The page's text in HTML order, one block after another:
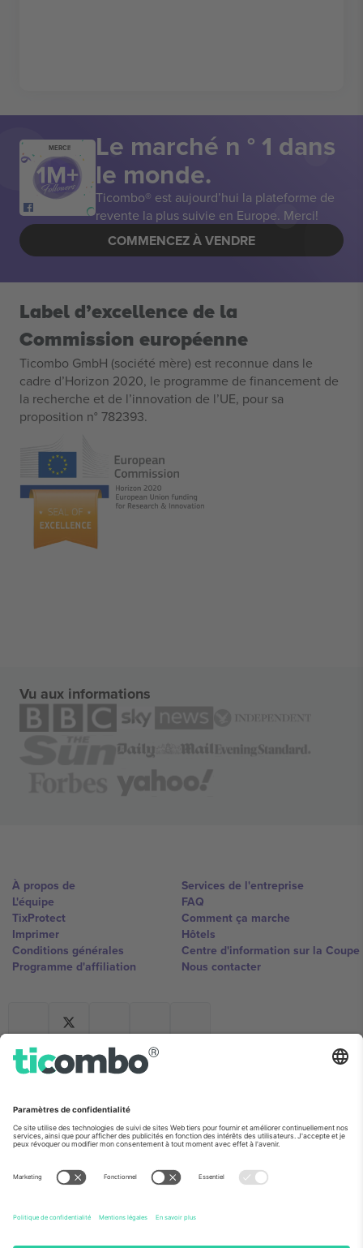
MERCI! Le marché n ° 1 dans
le monde.
Ticombo® est aujourd’hui la plateforme de
revente la plus suivie en Europe. Merci!
COMMENCEZ À VENDRE
Label d’excellence de la
Commission européenne
Ticombo GmbH (société mère) est reconnue dans le
cadre d’Horizon 2020, le programme de financement de
la recherche et de l’innovation de l’UE, pour sa
proposition n° 782393.
Vu aux informations
À propos de
L'équipe
TixProtect
Imprimer
Conditions générales
Programme d'affiliation
Services de l'entreprise
FAQ
Comment ça marche
Hôtels
Centre d'information sur la Coupe
Nous contacter
Ticombo France
Mimi Balkanska 132, 1540, Sofia,
Bulgaria
L'entité juridique du fournisseur de la plateforme peut changer en
détails, consultez la page spécifique de l'événement, les mentions